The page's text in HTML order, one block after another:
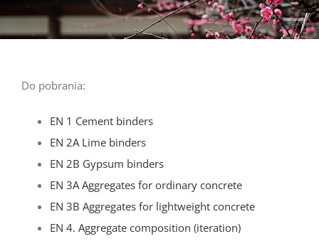
Do pobrania:
EN 1 Cement binders
EN 2A Lime binders
EN 2B Gypsum binders
EN 3A Aggregates for ordinary concrete
EN 3B Aggregates for lightweight concrete
EN 4. Aggregate composition (iteration)